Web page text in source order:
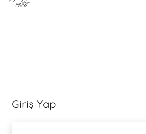
Giriş Yap